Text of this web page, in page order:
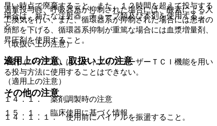
早い時点で廃棄すること。また、１２時間を超えて投与する
場合は、新たな注射器、チューブ類及び本剤を使用するこ
と。
（取扱い上の注意）
本剤（バイアル）は、ディプリフューザーＴＣＩ機能を用い
る投与方法に使用することはできない。
その他の注意
１５．１． 臨床使用に基づく情報
過量投与時、呼吸器系が抑制された場合には、酸素による人
工換気を行い、また、循環器系が抑制された場合には患者の
頭部を下げる、循環器系抑制が重篤な場合には血漿増量剤、
昇圧剤を使用すること。
適用上の注意、取扱い上の注意
（適用上の注意）
１４．１． 薬剤調製時の注意
１４．１．１． 使用前にバイアルを振盪すること。